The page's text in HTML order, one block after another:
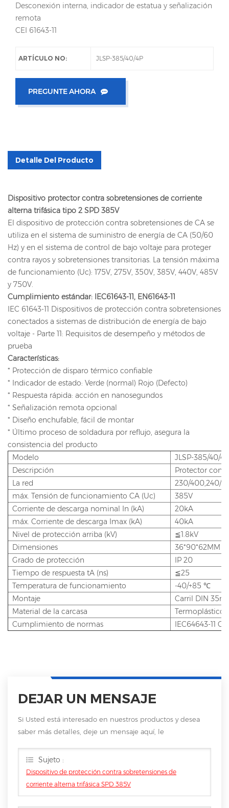
Desconexión interna, indicador de estatua y señalización
remota
CEI 61643-11
ARTÍCULO NO: JLSP-385/40/4P
PREGUNTE AHORA
Detalle Del Producto
Dispositivo protector contra sobretensiones de corriente
alterna trifásica tipo 2 SPD 385V
El dispositivo de protección contra sobretensiones de CA se
utiliza en el sistema de suministro de energía de CA (50/60
Hz) y en el sistema de control de bajo voltaje para proteger
contra rayos y sobretensiones transitorias. La tensión máxima
de funcionamiento (Uc): 175V, 275V, 350V, 385V, 440V, 485V
y 750V.
Cumplimiento estándar: IEC61643-11, EN61643-11
IEC 61643-11 Dispositivos de protección contra sobretensiones
conectados a sistemas de distribución de energía de bajo
voltaje - Parte 11: Requisitos de desempeño y métodos de
prueba
Características:
* Protección de disparo térmico confiable
* Indicador de estado: Verde (normal) Rojo (Defecto)
* Respuesta rápida: acción en nanosegundos
* Señalización remota opcional
* Diseño enchufable, fácil de montar
* Último proceso de soldadura por reflujo, asegura la
consistencia del producto
Modelo
JLSP-385/40/4P
Descripción
Protector
La red
230/400,240/
máx. Tensión de funcionamiento CA (Uc)
385V
Corriente de descarga nominal In (kA)
20kA
máx. Corriente de descarga Imax (kA)
40kA
Nivel de protección arriba (kV)
≦1.8kV
Dimensiones
36*90*62MM
Grado de protección
IP 20
Tiempo de respuesta tA (ns)
≦25
Temperatura de funcionamiento
-40/+85 ℃
Montaje
Carril DIN
Material de la carcasa
Termoplástico
Cumplimiento de normas
IEC64643-11
DEJAR UN MENSAJE
Si Usted está interesado en nuestros productos y desea
saber más detalles, deje un mensaje aquí, le
Sujeto :
Dispositivo de protección contra sobretensiones de
corriente alterna trifásica SPD 385V